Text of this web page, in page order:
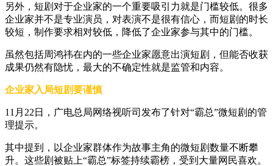
另外，短剧对于企业家的一个重要吸引力就是门槛较低。很多
企业家并不是专业演员，对表演不是很有信心，而短剧的时长
较短，制作要求相对较低，降低了企业家参与其中的门槛。
虽然包括周鸿祎在内的一些企业家愿意出演短剧，但能否收获
成果仍然有隐忧，最大的不确定性就是监管和内容。
企业家入局短剧要谨慎
11月22日，广电总局网络视听司发布了针对“霸总”微短剧的管
理提示。
其中提到，以企业家群体作为故事主角的微短剧数量不断攀
升。这些剧被贴上“霸总”标签持续霸榜，受到大量网民喜欢。